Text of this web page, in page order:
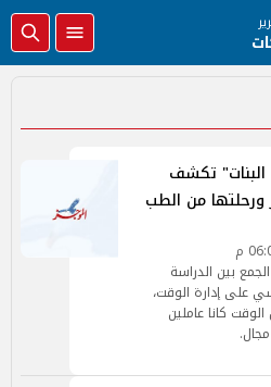
البنات" تكشف
من الطب
بين الدراسة
على إدارة الوقت،
كانا عاملين